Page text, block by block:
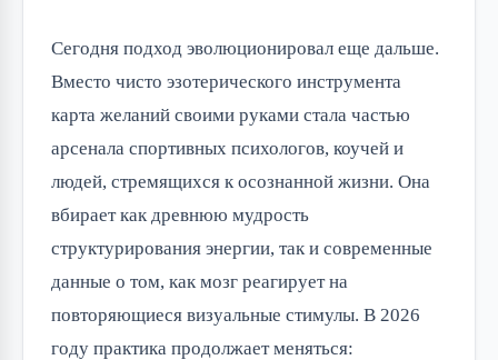
Сегодня подход эволюционировал еще дальше.
Вместо чисто эзотерического инструмента
карта желаний своими руками стала частью
арсенала спортивных психологов, коучей и
людей, стремящихся к осознанной жизни. Она
вбирает как древнюю мудрость
структурирования энергии, так и современные
данные о том, как мозг реагирует на
повторяющиеся визуальные стимулы. В 2026
году практика продолжает меняться: